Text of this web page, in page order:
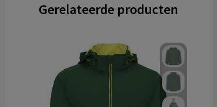
Gerelateerde producten